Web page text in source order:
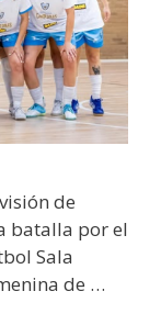
de
batalla por el
Sala
de …